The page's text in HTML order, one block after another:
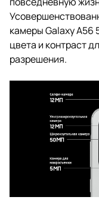
камеры Galaxy A56
цвета и контраст
разрешения.